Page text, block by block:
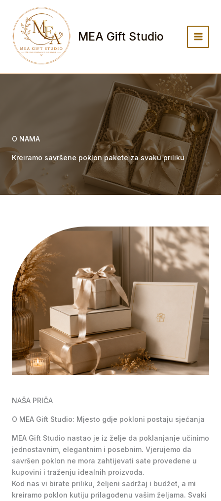
content
MEA Gift Studio
O NAMA
Kreiramo savršene poklon pakete za svaku priliku
NAŠA PRIČA
O MEA Gift Studio: Mjesto gdje pokloni postaju sjećanja
MEA Gift Studio nastao je iz želje da poklanjanje učinimo
jednostavnim, elegantnim i posebnim. Vjerujemo da
savršen poklon ne mora zahtijevati sate provedene u
kupovini i traženju idealnih proizvoda.
Kod nas vi birate priliku, željeni sadržaj i budžet, a mi
kreiramo poklon kutiju prilagođenu vašim željama. Svaki